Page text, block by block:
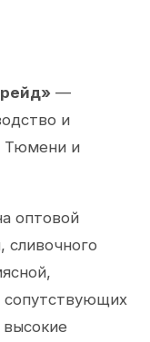
—
и
Тюмени и
оптовой
сливочного
сопутствующих